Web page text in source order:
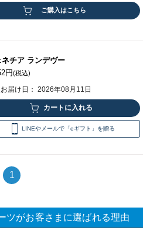
ご購入はこちら
ネチア ランデヴー
円(税込)
届け日： 2026年08月11日
LINEやメールで「eギフト」を贈る
1
ツがお客さまに選ばれる理由